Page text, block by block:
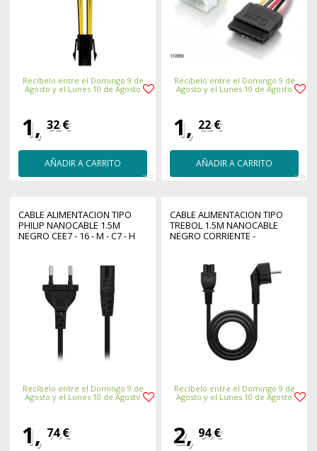
Recíbelo entre el Domingo 9 de
Agosto y el Lunes 10 de Agosto
1, 32 €
AÑADIR A CARRITO
1972
Recíbelo entre el Domingo 9 de
Agosto y el Lunes 10 de Agosto
1, 22 €
AÑADIR A CARRITO
2120
CABLE ALIMENTACION TIPO
PHILIP NANOCABLE 1.5M
NEGRO CEE7 - 16 - M - C7 - H
Recíbelo entre el Domingo 9 de
Agosto y el Lunes 10 de Agosto
1, 74 €
CABLE ALIMENTACION TIPO
TREBOL 1.5M NANOCABLE
NEGRO CORRIENTE -
Recíbelo entre el Domingo 9 de
Agosto y el Lunes 10 de Agosto
2, 94 €